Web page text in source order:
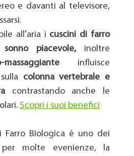
e davanti al televisore,
all'aria i cuscini di farro
sonno piacevole,
inoltre
massaggiante
influisce
colonna vertebrale e
contrastando anche le
Scopri i suoi benefici
Farro Biologica è uno dei
molte evenienze, la